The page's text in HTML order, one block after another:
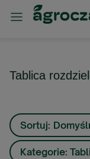
Tablica
Sortuj:
Kategorie: